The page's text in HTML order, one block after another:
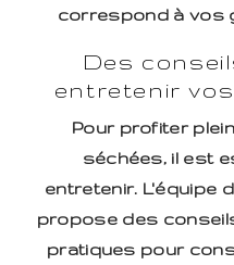
correspond à vos
Des
entretenir
Pour profiter
séchées, il est
entretenir. L'équipe
propose des
pratiques pour